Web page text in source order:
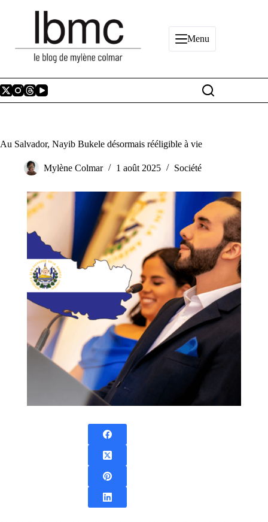
Menu
Au Salvador, Nayib Bukele désormais rééligible à vie
Mylène Colmar 1 août 2025 Société